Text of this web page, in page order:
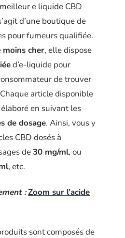
e liquide CBD
d’une boutique de
pour fumeurs qualifiée.
moins cher, elle dispose
d’e-liquide pour
de trouver
article disponible
en suivant les
de dosage. Ainsi, vous y
CBD dosés à
de30 mg/ml, ou
, etc.
:Zoom sur l’acide
sont composés de